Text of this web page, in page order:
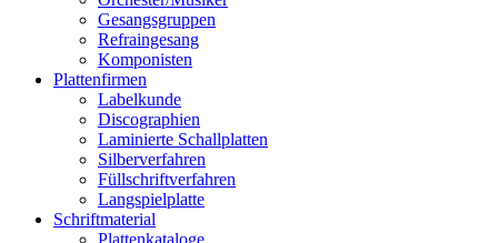
Gesangsgruppen
Refraingesang
Komponisten
Plattenfirmen
Labelkunde
Discographien
Laminierte Schallplatten
Silberverfahren
Füllschriftverfahren
Langspielplatte
Schriftmaterial
Plattenkataloge